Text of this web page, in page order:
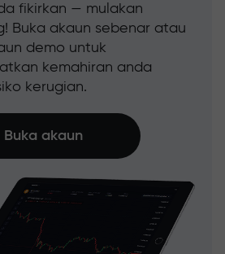
fikirkan — mulakan
Buka akaun sebenar atau
demo untuk
kemahiran anda
kerugian.
Buka akaun